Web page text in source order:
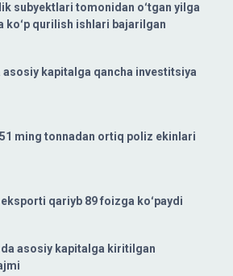
subyektlari tomonidan oʻtgan yilga
koʻp qurilish ishlari bajarilgan
asosiy kapitalga qancha investitsiya
ming tonnadan ortiq poliz ekinlari
qariyb 89 foizga koʻpaydi
asosiy kapitalga kiritilgan